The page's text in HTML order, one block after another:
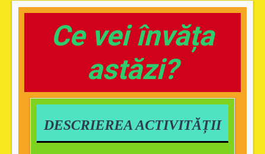
Ce vei învăța
astăzi?
DESCRIEREA ACTIVITĂȚII